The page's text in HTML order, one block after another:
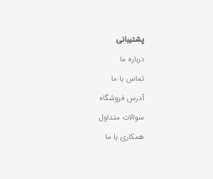
پشتیبانی
درباره ما
تماس با ما
آدرس فروشگاه
سوالات متداول
همکاری با ما